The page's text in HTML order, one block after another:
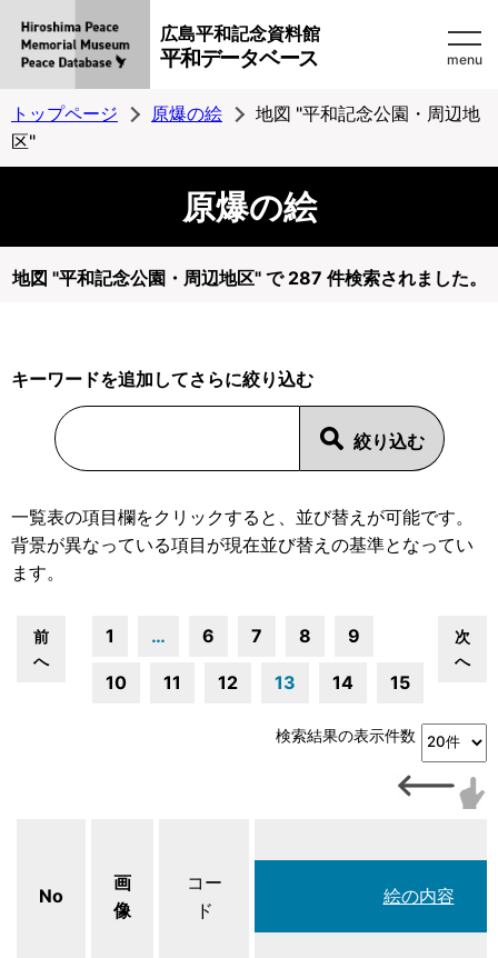
広島平和記念資料館
平和データベース menu
トップページ 原爆の絵
地図 "平和記念公園・周辺地
区"
原爆の絵
地図 "平和記念公園・周辺地区" で 287 件検索されました。
キーワードを追加してさらに絞り込む
一覧表の項目欄をクリックすると、並び替えが可能です。
背景が異なっている項目が現在並び替えの基準となってい
ます。
前
へ
1 … 6 7 8 9
10 11 12 13 14 15
次
へ
検索結果の表示件数
No
画
像
コー
ド
絵の内容